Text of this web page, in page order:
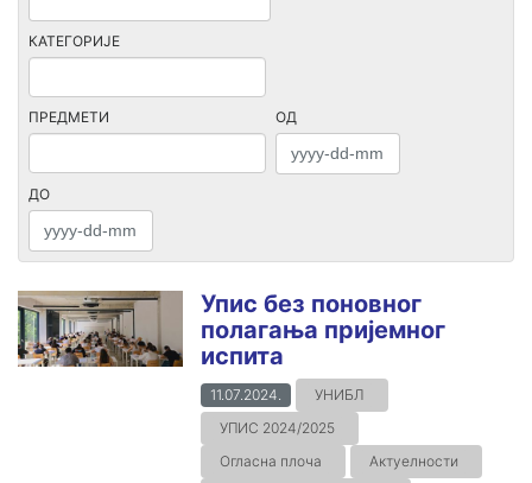
КАТЕГОРИЈЕ
ПРЕДМЕТИ ОД
ДО
Упис без поновног
полагања пријемног
испита
11.07.2024.
УНИБЛ
УПИС 2024/2025
Огласна плоча
Актуелности